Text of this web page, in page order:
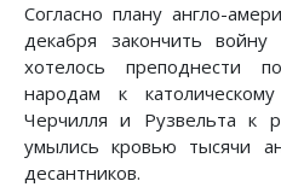
Согласно плану англо-
декабря закончить
хотелось преподнести
народам к
Черчилля и Рузвельта к
умылись кровью тысячи
десантников.